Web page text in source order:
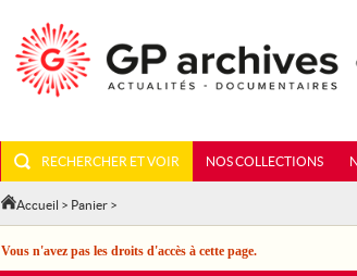
RECHERCHER ET VOIR NOS COLLECTIONS
Accueil > Panier >
Vous n'avez pas les droits d'accès à cette page.